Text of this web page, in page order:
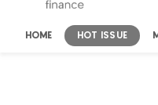
HOME HOT ISSUE